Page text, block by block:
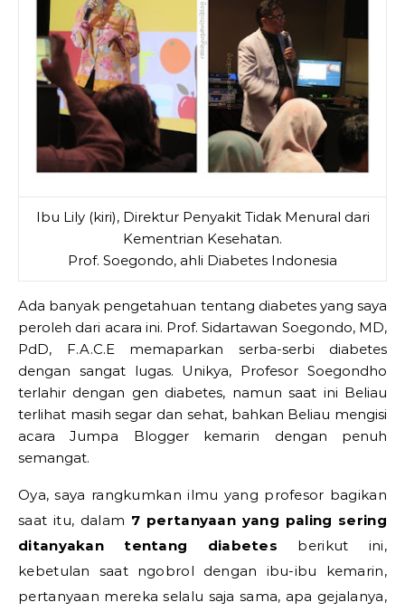
Ibu Lily (kiri), Direktur Penyakit Tidak Menural dari
Kementrian Kesehatan.
Prof. Soegondo, ahli Diabetes Indonesia
Ada banyak pengetahuan tentang diabetes yang saya
peroleh dari acara ini. Prof. Sidartawan Soegondo, MD,
PdD, F.A.C.E memaparkan serba-serbi diabetes
dengan sangat lugas. Unikya, Profesor Soegondho
terlahir dengan gen diabetes, namun saat ini Beliau
terlihat masih segar dan sehat, bahkan Beliau mengisi
acara Jumpa Blogger kemarin dengan penuh
semangat.
Oya, saya rangkumkan ilmu yang profesor bagikan
saat itu, dalam 7 pertanyaan yang paling sering
ditanyakan tentang diabetes berikut ini,
kebetulan saat ngobrol dengan ibu-ibu kemarin,
pertanyaan mereka selalu saja sama, apa gejalanya,